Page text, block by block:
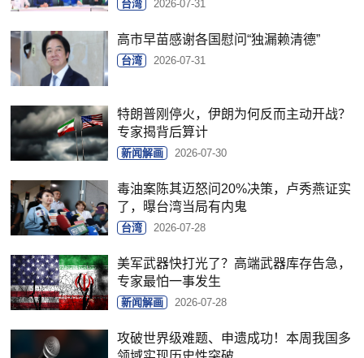
台湾 2026-07-31
高市早苗感谢各国慰问“独漏赖清德”
台湾 2026-07-31
特朗普刚停火，伊朗为何反而主动开战？
专家揭背后算计
新闻解画 2026-07-30
毒油案陈其迈怒问20%决策，卢秀燕证实
了，曝台湾当局有内鬼
台湾 2026-07-28
美军武器快打光了？高端武器库存告急，
专家最怕一事发生
新闻解画 2026-07-28
攻破世界级难题、申遗成功！本周我国多